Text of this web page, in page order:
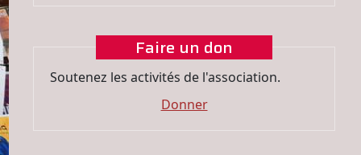
Faire un don
Soutenez les activités de l'association.
Donner